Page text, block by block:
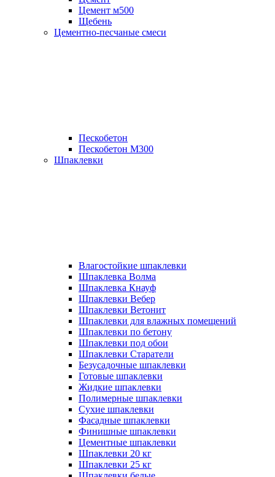
Цемент м500
Щебень
Цементно-песчаные смеси
Пескобетон
Пескобетон М300
Шпаклевки
Влагостойкие шпаклевки
Шпаклевка Волма
Шпаклевка Кнауф
Шпаклевки Вебер
Шпаклевки Ветонит
Шпаклевки для влажных помещений
Шпаклевки по бетону
Шпаклевки под обои
Шпаклевки Старатели
Безусадочные шпаклевки
Готовые шпаклевки
Жидкие шпаклевки
Полимерные шпаклевки
Сухие шпаклевки
Фасадные шпаклевки
Финишные шпаклевки
Цементные шпаклевки
Шпаклевки 20 кг
Шпаклевки 25 кг